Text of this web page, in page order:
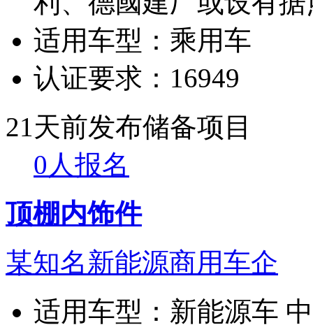
适用车型： 乘用车
认证要求： 16949
21天前发布储备项目
0人报名
顶棚内饰件
某知名新能源商用车企
适用车型： 新能源车